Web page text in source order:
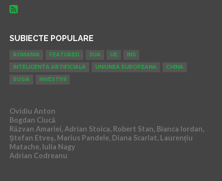
SUBIECTE POPULARE
ROMANIA FEATURED SUA UE
INS
INTELIGENTA ARTIFICIALA
UNIUNEA EUROPEANA
CHINA
RUSIA
INVESTIȚII
Ovidiu Anton
Bogdan Ciucă
Răzvan Amariei, Adrian Stoica, Robert Stan, Bianca Iordan,
Ștefan Etveș, Marius Pandele, Diana Scarlat, Laurențiu
Matache, Iulia Nagy
Adrian Codreanu